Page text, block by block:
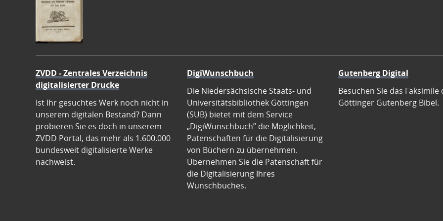
ZVDD - Zentrales Verzeichnis
digitalisierter Drucke
Ist Ihr gesuchtes Werk noch nicht in
unserem digitalen Bestand? Dann
probieren Sie es doch in unserem
ZVDD Portal, das mehr als 1.600.000
bundesweit digitalisierte Werke
nachweist.
DigiWunschbuch
Die Niedersächsische Staats- und
Universitätsbibliothek Göttingen
(SUB) bietet mit dem Service
„DigiWunschbuch” die Möglichkeit,
Patenschaften für die Digitalisierung
von Büchern zu übernehmen.
Übernehmen Sie die Patenschaft für
die Digitalisierung Ihres
Wunschbuches.
Gutenberg Digital
Besuchen Sie das Faksimile
Göttinger Gutenberg Bibel.